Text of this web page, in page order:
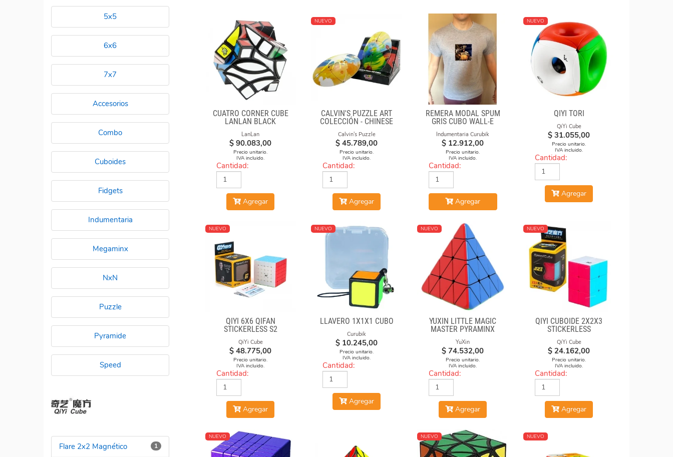
5x5
6x6
7x7
Accesorios
Combo
Cuboides
Fidgets
Indumentaria
Megaminx
NxN
Puzzle
Pyramide
Speed
1
Flare 2x2 Magnético
CUATRO CORNER CUBE
LANLAN BLACK
LanLan
$ 90.083,00
Precio unitario.
IVA incluido.
Cantidad:
Agregar
NUEVO
CALVIN'S PUZZLE ART
COLECCIÓN - CHINESE
OPERA FACE-OFF CUBE
(GRAFFITI CAMO)
Calvin's Puzzle
$ 45.789,00
Precio unitario.
IVA incluido.
Cantidad:
Agregar
REMERA MODAL SPUM
GRIS CUBO WALL-E
Indumentaria Curubik
$ 12.912,00
Precio unitario.
IVA incluido.
Cantidad:
Agregar
NUEVO
QIYI TORI
QiYi Cube
$ 31.055,00
Precio unitario.
IVA incluido.
Cantidad:
Agregar
NUEVO
QIYI 6X6 QIFAN
STICKERLESS S2
QiYi Cube
$ 48.775,00
Precio unitario.
IVA incluido.
Cantidad:
Agregar
NUEVO
LLAVERO 1X1X1 CUBO
Curubik
$ 10.245,00
Precio unitario.
IVA incluido.
Cantidad:
Agregar
NUEVO
YUXIN LITTLE MAGIC
MASTER PYRAMINX
YuXin
$ 74.532,00
Precio unitario.
IVA incluido.
Cantidad:
Agregar
NUEVO
QIYI CUBOIDE 2X2X3
STICKERLESS
QiYi Cube
$ 24.162,00
Precio unitario.
IVA incluido.
Cantidad:
Agregar
NUEVO NUEVO NUEVO